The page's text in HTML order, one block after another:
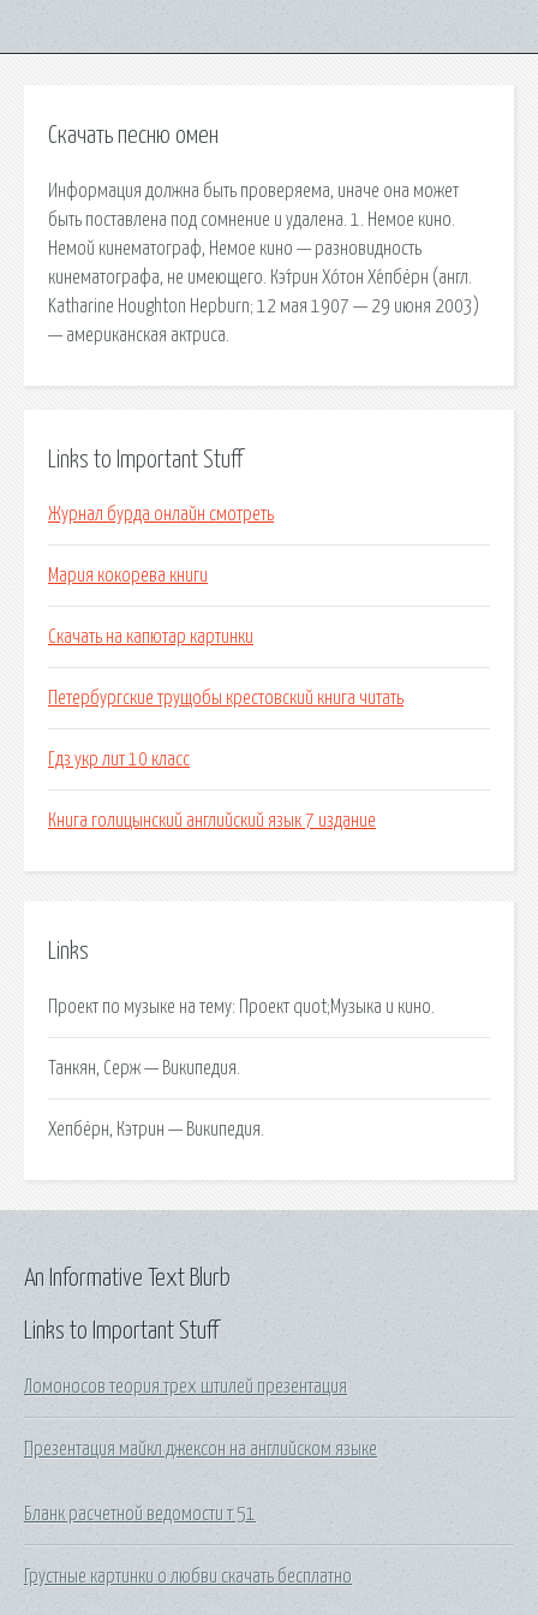
Скачать песню омен
Информация должна быть проверяема, иначе она может
быть поставлена под сомнение и удалена. 1. Немое кино.
Немой кинематограф, Немое кино — разновидность
кинематографа, не имеющего. Кэ́трин Хо́тон Хе́пбёрн (англ.
Katharine Houghton Hepburn; 12 мая 1907 — 29 июня 2003)
— американская актриса.
Links to Important Stuff
Журнал бурда онлайн смотреть
Мария кокорева книги
Скачать на капютар картинки
Петербургские трущобы крестовский книга читать
Гдз укр лит 10 класс
Книга голицынский английский язык 7 издание
Links
Проект по музыке на тему: Проект quot;Музыка и кино.
Танкян, Серж — Википедия.
Хепбёрн, Кэтрин — Википедия.
Links to Important Stuff
Ломоносов теория трех штилей презентация
Презентация майкл джексон на английском языке
Бланк расчетной ведомости т 51
Грустные картинки о любви скачать бесплатно
An Informative Text Blurb